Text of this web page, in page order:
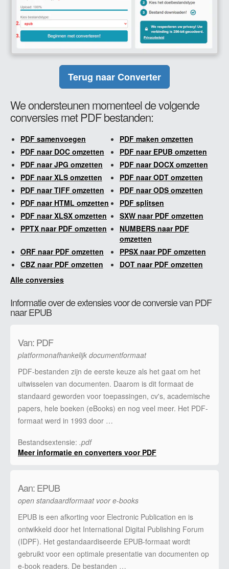
Terug naar Converter
We ondersteunen momenteel de volgende
conversies met PDF bestanden:
PDF samenvoegen
PDF maken omzetten
PDF naar DOC omzetten
PDF naar EPUB omzetten
PDF naar JPG omzetten
PDF naar DOCX omzetten
PDF naar XLS omzetten
PDF naar ODT omzetten
PDF naar TIFF omzetten
PDF naar ODS omzetten
PDF naar HTML omzetten
PDF splitsen
PDF naar XLSX omzetten
SXW naar PDF omzetten
PPTX naar PDF omzetten
NUMBERS naar PDF
omzetten
ORF naar PDF omzetten
PPSX naar PDF omzetten
CBZ naar PDF omzetten
DOT naar PDF omzetten
Alle conversies
Informatie over de extensies voor de conversie van PDF
naar EPUB
Van: PDF
platformonafhankelijk documentformaat
PDF-bestanden zijn de eerste keuze als het gaat om het
uitwisselen van documenten. Daarom is dit formaat de
standaard geworden voor toepassingen, cv's, academische
papers, hele boeken (eBooks) en nog veel meer. Het PDF-
formaat werd in 1993 door …
Bestandsextensie: .pdf
Meer informatie en converters voor PDF
Aan: EPUB
open standaardformaat voor e-books
EPUB is een afkorting voor Electronic Publication en is
ontwikkeld door het International Digital Publishing Forum
(IDPF). Het gestandaardiseerde EPUB-formaat wordt
gebruikt voor een optimale presentatie van documenten op
e-book readers. De bestanden …